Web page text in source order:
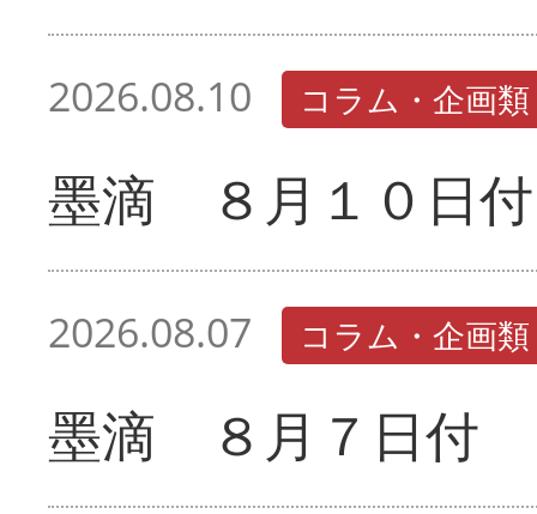
2026.08.10 コラム・企画類
墨滴 ８月１０日付
2026.08.07 コラム・企画類
墨滴 ８月７日付